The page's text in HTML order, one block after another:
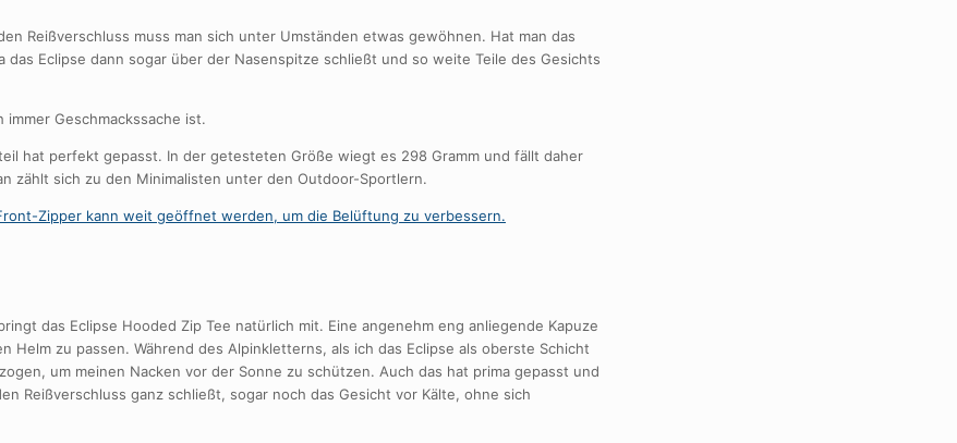
Reißverschluss muss man sich unter Umständen etwas gewöhnen. Hat man das
Eclipse dann sogar über der Nasenspitze schließt und so weite Teile des Gesichts
Geschmackssache ist.
hat perfekt gepasst. In der getesteten Größe wiegt es 298 Gramm und fällt daher
zählt sich zu den Minimalisten unter den Outdoor-Sportlern.
das Eclipse Hooded Zip Tee natürlich mit. Eine angenehm eng anliegende Kapuze
zu passen. Während des Alpinkletterns, als ich das Eclipse als oberste Schicht
um meinen Nacken vor der Sonne zu schützen. Auch das hat prima gepasst und
Reißverschluss ganz schließt, sogar noch das Gesicht vor Kälte, ohne sich